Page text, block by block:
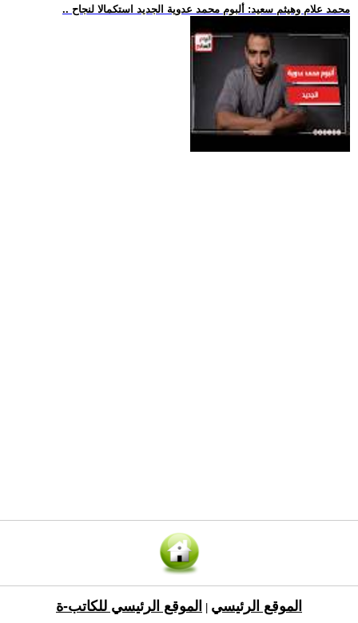
.. محمد علام وهيثم سعيد: ألبوم محمد عدوية الجديد استكمالا لنجاح
الموقع الرئيسي الموقع الرئيسي للكاتب-ة